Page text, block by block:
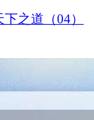
之道（04）